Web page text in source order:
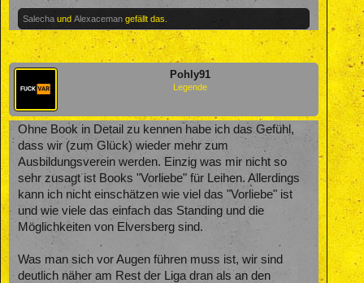
Salecha und Alexaceman gefällt das.
Pohly91
Legende
Ohne Book in Detail zu kennen habe ich das Gefühl,
dass wir (zum Glück) wieder mehr zum
Ausbildungsverein werden. Einzig was mir nicht so
sehr zusagt ist Books "Vorliebe" für Leihen. Allerdings
kann ich nicht einschätzen wie viel das "Vorliebe" ist
und wie viele das einfach das Standing und die
Möglichkeiten von Elversberg sind.
Was man sich vor Augen führen muss ist, wir sind
deutlich näher am Rest der Liga dran als an den